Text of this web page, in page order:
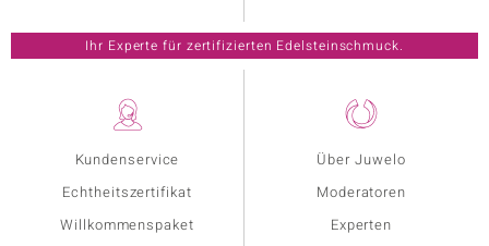
Kundenservice
Echtheitszertifikat
Willkommenspaket
Über Juwelo
Moderatoren
Experten
Ihr Experte für zertifizierten Edelsteinschmuck.